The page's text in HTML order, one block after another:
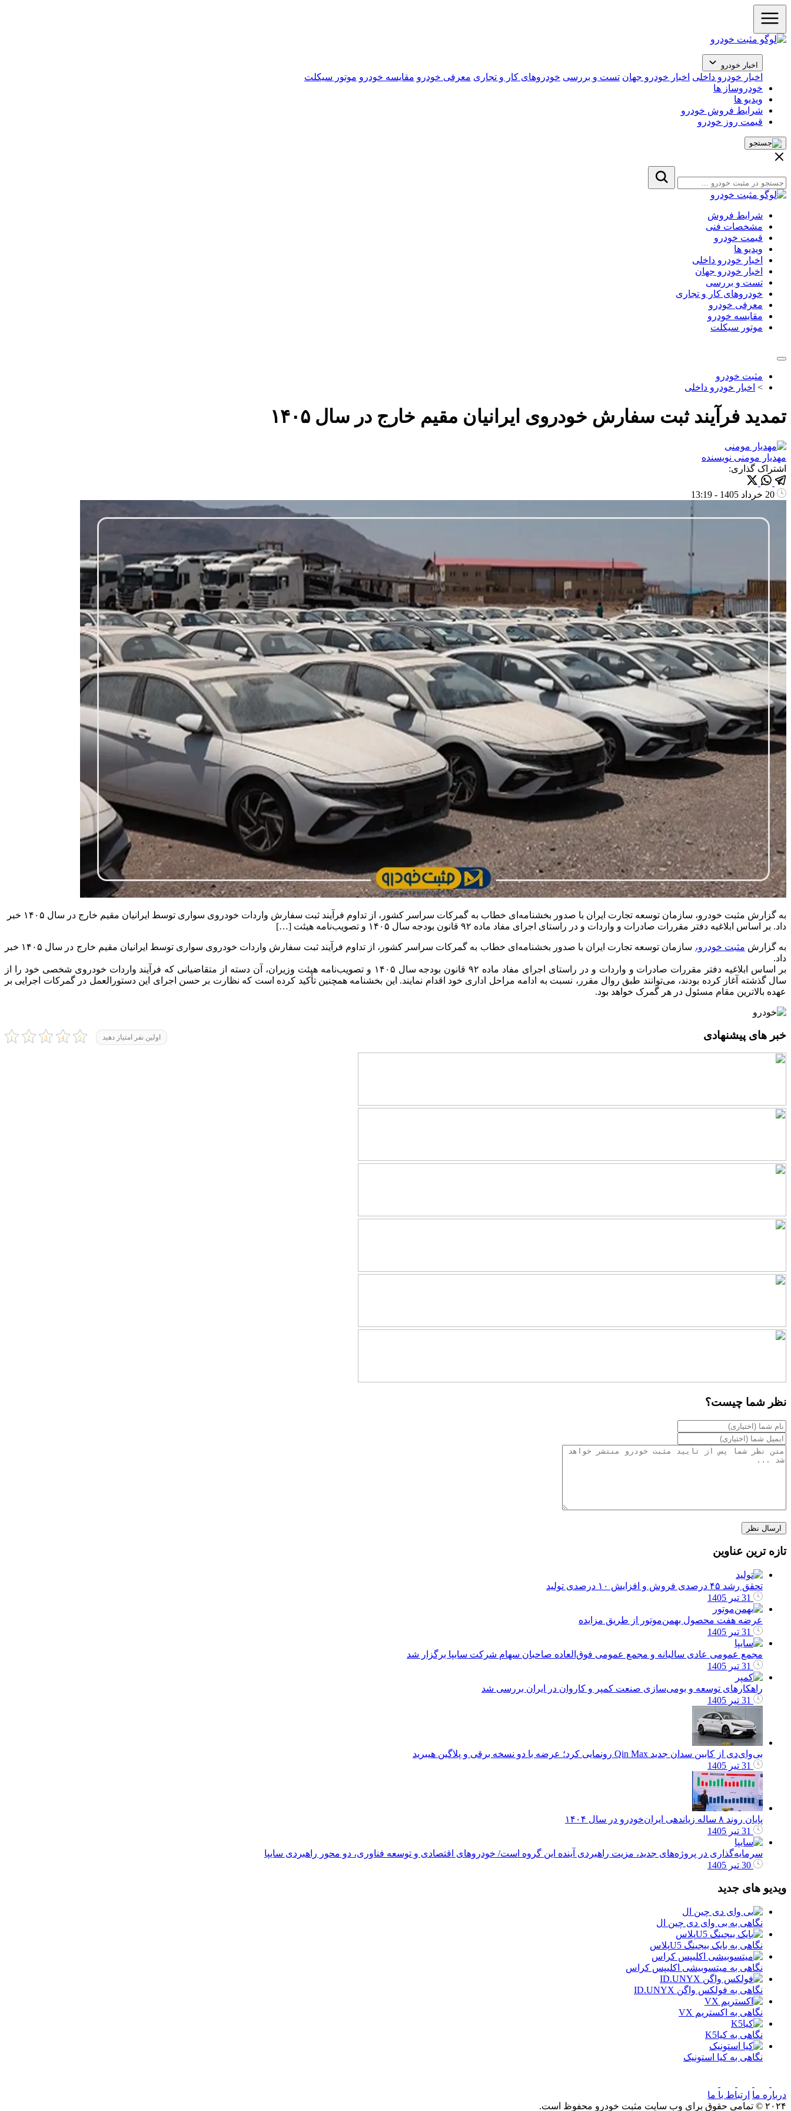
اخبار خودرو
اخبار خودرو داخلی اخبار خودرو جهان تست و بررسی خودروهای کار و تجاری معرفی خودرو مقایسه خودرو موتور سیکلت
خودروساز ها
ویدیو ها
شرایط فروش خودرو
قیمت روز خودرو
شرایط فروش
مشخصات فنی
قیمت خودرو
ویدیو ها
اخبار خودرو داخلی
اخبار خودرو جهان
تست و بررسی
خودروهای کار و تجاری
معرفی خودرو
مقایسه خودرو
موتور سیکلت
مثبت خودرو
> اخبار خودرو داخلی
تمدید فرآیند ثبت سفارش خودروی ایرانیان مقیم خارج در سال ۱۴۰۵
مهدیار مومنی نویسنده
اشتراک گذاری:
به گزارش مثبت خودرو، سازمان توسعه تجارت ایران با صدور بخشنامه‌ای خطاب به گمرکات سراسر کشور، از تداوم فرآیند ثبت سفارش واردات خودروی سواری توسط ایرانیان مقیم خارج در سال ۱۴۰۵ خبر
داد. بر اساس ابلاغیه دفتر مقررات صادرات و واردات و در راستای اجرای مفاد ماده ۹۲ قانون بودجه سال ۱۴۰۵ و تصویب‌نامه هیئت […]
به گزارش مثبت خودرو،
سازمان توسعه تجارت ایران با صدور بخشنامه‌ای خطاب به گمرکات سراسر کشور، از تداوم فرآیند ثبت سفارش واردات خودروی سواری توسط ایرانیان مقیم خارج در سال ۱۴۰۵ خبر
داد.
بر اساس ابلاغیه دفتر مقررات صادرات و واردات و در راستای اجرای مفاد ماده ۹۲ قانون بودجه سال ۱۴۰۵ و تصویب‌نامه هیئت وزیران، آن دسته از متقاضیانی که فرآیند واردات خودروی شخصی خود را از
سال گذشته آغاز کرده بودند، می‌توانند طبق روال مقرر، نسبت به ادامه مراحل اداری خود اقدام نمایند. این بخشنامه همچنین تأکید کرده است که نظارت بر حسن اجرای این دستورالعمل در گمرکات اجرایی بر
عهده بالاترین مقام مسئول در هر گمرک خواهد بود.
اولین نفر امتیاز دهید خبر های پیشنهادی
نظر شما چیست؟
تازه ترین عناوین
تحقق رشد ۴۵ درصدی فروش و افزایش ۱۰ درصدی تولید
عرضه هفت محصول بهمن‌موتور از طریق مزایده
مجمع عمومی عادی سالیانه و مجمع عمومی فوق‌العاده صاحبان سهام شرکت سایپا برگزار شد
راهکارهای توسعه و بومی‌سازی صنعت کمپر و کاروان در ایران بررسی شد
بی‌وای‌دی از کابین سدان جدید Qin Max رونمایی کرد؛ عرضه با دو نسخه برقی و پلاگین هیبرید
پایان روند ۸ ساله زیاندهی ایران‌خودرو در سال ۱۴۰۴
سرمایه‌گذاری در پروژه‌های جدید، مزیت راهبردی آینده این گروه است/ خودروهای اقتصادی و توسعه فناوری، دو محور راهبردی سایپا
ویدیو های جدید
نگاهی به بی وای دی چین ال
نگاهی به بایک بیجینگ U5پلاس
نگاهی به میتسوبیشی اکلیپس کراس
نگاهی به فولکس واگن ID.UNYX
نگاهی به اکستریم VX
نگاهی به کیاK5
نگاهی به کیا استونیک
درباره ما ارتباط با ما
۲۰۲۴ © تمامی حقوق برای وب سایت مثبت خودرو محفوظ است.